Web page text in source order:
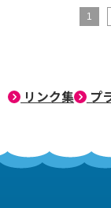
1
リンク集 プ